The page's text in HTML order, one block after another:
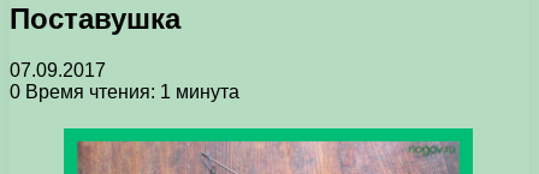
Поставушка
07.09.2017
0 Время чтения: 1 минута